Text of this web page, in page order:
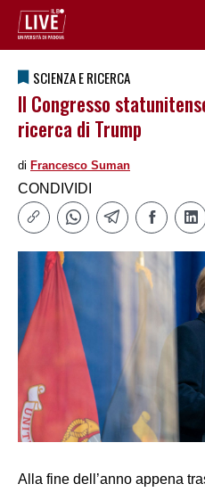
SCIENZA E RICERCA
Il Congresso
ricerca di Trump
di Francesco Suman
CONDIVIDI
Alla fine dell’anno appena